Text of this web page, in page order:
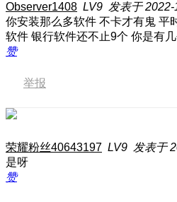
Observer1408 LV9 发表于
你安装那么多软件 不卡才有鬼 平
软件 银行软件还不止9个 你是有
赞
举报
荣耀粉丝40643197 LV9 发表于
是呀
赞